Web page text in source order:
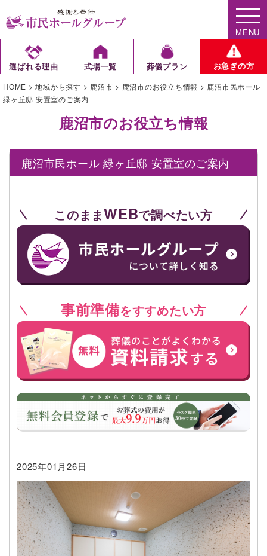
MENU
選ばれる理由 式場一覧 葬儀プラン お急ぎの方
HOME >地域から探す > 鹿沼市 > 鹿沼市のお役立ち情報 > 鹿沼市民ホール
緑ヶ丘邸 安置室のご案内
鹿沼市のお役立ち情報
鹿沼市民ホール 緑ヶ丘邸 安置室のご案内
このままWEBで調べたい方
事前準備をすすめたい方
2025年01月26日